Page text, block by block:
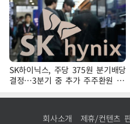
SK하이닉스, 주당 375원 분기배당
결정…3분기 중 추가 주주환원 발
표
회사소개 제휴/컨텐츠